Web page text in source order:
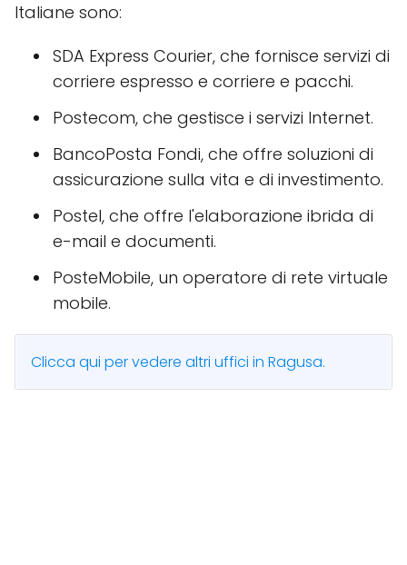
Italiane sono:
SDA Express Courier, che fornisce servizi di
corriere espresso e corriere e pacchi.
Postecom, che gestisce i servizi Internet.
BancoPosta Fondi, che offre soluzioni di
assicurazione sulla vita e di investimento.
Postel, che offre l'elaborazione ibrida di
e-mail e documenti.
PosteMobile, un operatore di rete virtuale
mobile.
Clicca qui per vedere altri uffici in Ragusa.